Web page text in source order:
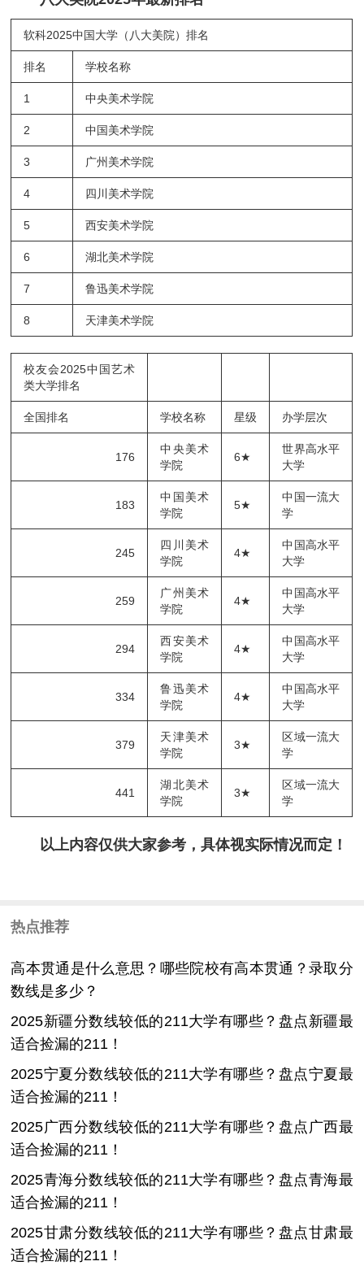
软科2025中国大学（八大美院）排名
排名 学校名称
1 中央美术学院
2 中国美术学院
3 广州美术学院
4 四川美术学院
5 西安美术学院
6 湖北美术学院
7 鲁迅美术学院
8 天津美术学院
校友会2025中国艺术
类大学排名
全国排名 学校名称 星级 办学层次
176
中央美术
学院
6★
世界高水平
大学
183
中国美术
学院
5★
中国一流大
学
245
四川美术
学院
4★
中国高水平
大学
259
广州美术
学院
4★
中国高水平
大学
294
西安美术
学院
4★
中国高水平
大学
334
鲁迅美术
学院
4★
中国高水平
大学
379
天津美术
学院
3★
区域一流大
学
441
湖北美术
学院
3★
区域一流大
学
以上内容仅供大家参考，具体视实际情况而定！
热点推荐
高本贯通是什么意思？哪些院校有高本贯通？录取分
数线是多少？
2025新疆分数线较低的211大学有哪些？盘点新疆最
适合捡漏的211！
2025宁夏分数线较低的211大学有哪些？盘点宁夏最
适合捡漏的211！
2025广西分数线较低的211大学有哪些？盘点广西最
适合捡漏的211！
2025青海分数线较低的211大学有哪些？盘点青海最
适合捡漏的211！
2025甘肃分数线较低的211大学有哪些？盘点甘肃最
适合捡漏的211！